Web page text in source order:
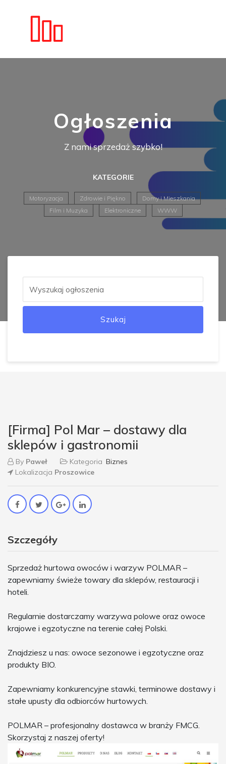
Ogłoszenia
Z nami sprzedaż szybko!
KATEGORIE
Motoryzacja Zdrowie i Piękno
Domy i Mieszkania
Film i Muzyka
Elektroniczne WWW
Szukaj
[Firma] Pol Mar – dostawy dla
sklepów i gastronomii
By Paweł Kategoria Biznes
Lokalizacja Proszowice
Szczegóły
Sprzedaż hurtowa owoców i warzyw POLMAR –
zapewniamy świeże towary dla sklepów, restauracji i
hoteli.
Regularnie dostarczamy warzywa polowe oraz owoce
krajowe i egzotyczne na terenie całej Polski.
Znajdziesz u nas: owoce sezonowe i egzotyczne oraz
produkty BIO.
Zapewniamy konkurencyjne stawki, terminowe dostawy i
stałe upusty dla odbiorców hurtowych.
POLMAR – profesjonalny dostawca w branży FMCG.
Skorzystaj z naszej oferty!